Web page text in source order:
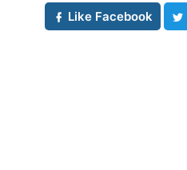
Like Facebook